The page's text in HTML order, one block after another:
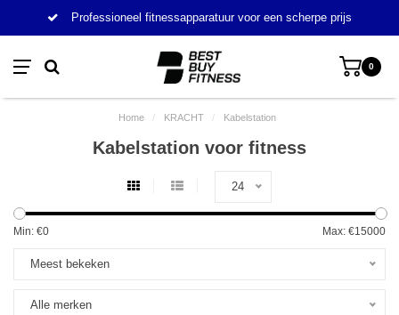
Professioneel fitnessapparatuur voor een scherpe prijs
0
Home / KRACHT / Kabelstation
Kabelstation voor fitness
24
Min: €0 Max: €15000
Meest bekeken
Alle merken